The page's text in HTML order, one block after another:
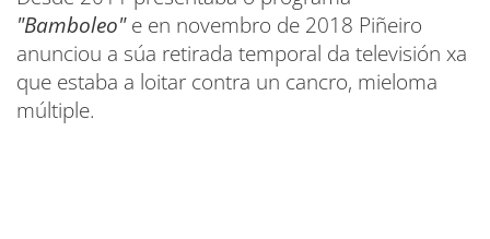
"Bamboleo"e en novembro de 2018 Piñeiro
anunciou a súa retirada temporal da televisión xa
que estaba a loitar contra un cancro, mieloma
múltiple.